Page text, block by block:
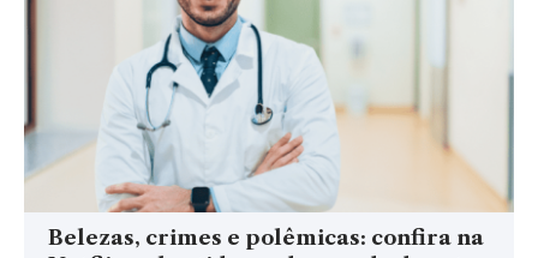
Belezas, crimes e polêmicas: confira na